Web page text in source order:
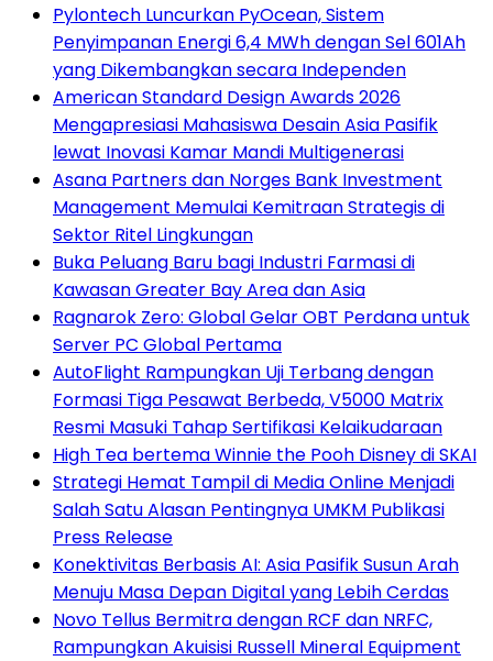
Pylontech Luncurkan PyOcean, Sistem
Penyimpanan Energi 6,4 MWh dengan Sel 601Ah
yang Dikembangkan secara Independen
American Standard Design Awards 2026
Mengapresiasi Mahasiswa Desain Asia Pasifik
lewat Inovasi Kamar Mandi Multigenerasi
Asana Partners dan Norges Bank Investment
Management Memulai Kemitraan Strategis di
Sektor Ritel Lingkungan
Buka Peluang Baru bagi Industri Farmasi di
Kawasan Greater Bay Area dan Asia
Ragnarok Zero: Global Gelar OBT Perdana untuk
Server PC Global Pertama
AutoFlight Rampungkan Uji Terbang dengan
Formasi Tiga Pesawat Berbeda, V5000 Matrix
Resmi Masuki Tahap Sertifikasi Kelaikudaraan
High Tea bertema Winnie the Pooh Disney di SKAI
Strategi Hemat Tampil di Media Online Menjadi
Salah Satu Alasan Pentingnya UMKM Publikasi
Press Release
Konektivitas Berbasis AI: Asia Pasifik Susun Arah
Menuju Masa Depan Digital yang Lebih Cerdas
Novo Tellus Bermitra dengan RCF dan NRFC,
Rampungkan Akuisisi Russell Mineral Equipment